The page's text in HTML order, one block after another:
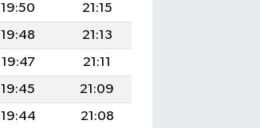
19:50
21:15
19:48
21:13
19:47
21:11
19:45
21:09
19:44 21:08